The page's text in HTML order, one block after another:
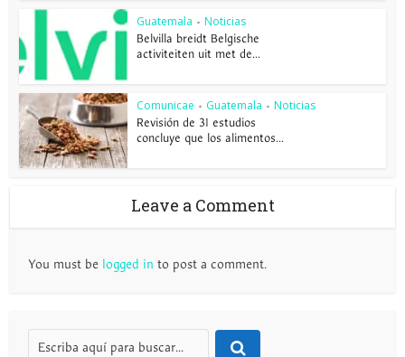
Guatemala • Noticias
Belvilla breidt Belgische
activiteiten uit met de...
Comunicae • Guatemala • Noticias
Revisión de 31 estudios
concluye que los alimentos...
Leave a Comment
You must be logged in to post a comment.